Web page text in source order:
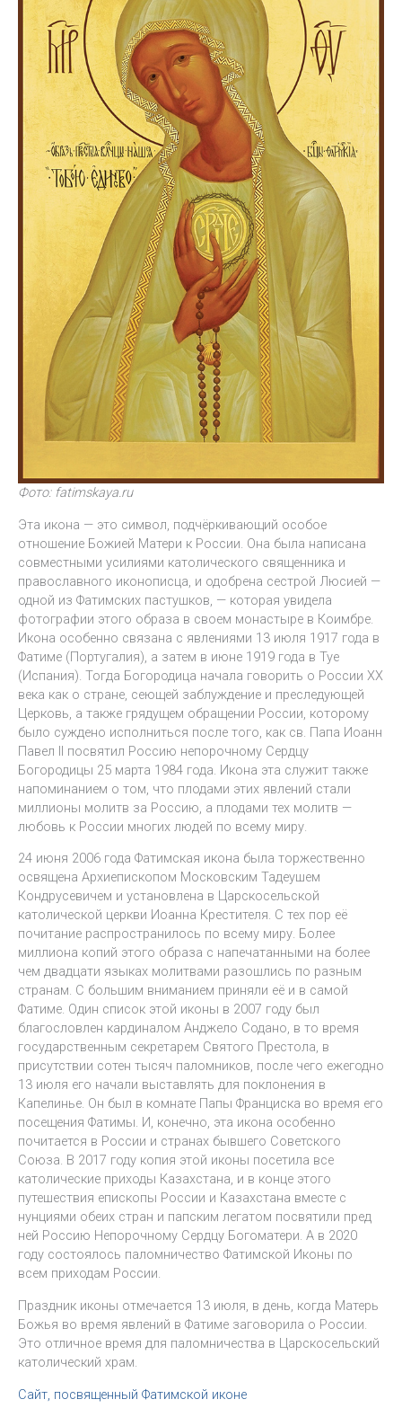
Фото: fatimskaya.ru
Эта икона — это символ, подчёркивающий особое
отношение Божией Матери к России. Она была написана
совместными усилиями католического священника и
православного иконописца, и одобрена сестрой Люсией —
одной из Фатимских пастушков, — которая увидела
фотографии этого образа в своем монастыре в Коимбре.
Икона особенно связана с явлениями 13 июля 1917 года в
Фатиме (Португалия), а затем в июне 1919 года в Туе
(Испания). Тогда Богородица начала говорить о России XX
века как о стране, сеющей заблуждение и преследующей
Церковь, а также грядущем обращении России, которому
было суждено исполниться после того, как св. Папа Иоанн
Павел II посвятил Россию непорочному Сердцу
Богородицы 25 марта 1984 года. Икона эта служит также
напоминанием о том, что плодами этих явлений стали
миллионы молитв за Россию, а плодами тех молитв —
любовь к России многих людей по всему миру.
24 июня 2006 года Фатимская икона была торжественно
освящена Архиепископом Московским Тадеушем
Кондрусевичем и установлена в Царскосельской
католической церкви Иоанна Крестителя. С тех пор её
почитание распространилось по всему миру. Более
миллиона копий этого образа с напечатанными на более
чем двадцати языках молитвами разошлись по разным
странам. С большим вниманием приняли её и в самой
Фатиме. Один список этой иконы в 2007 году был
благословлен кардиналом Анджело Содано, в то время
государственным секретарем Святого Престола, в
присутствии сотен тысяч паломников, после чего ежегодно
13 июля его начали выставлять для поклонения в
Капелинье. Он был в комнате Папы Франциска во время его
посещения Фатимы. И, конечно, эта икона особенно
почитается в России и странах бывшего Советского
Союза. В 2017 году копия этой иконы посетила все
католические приходы Казахстана, и в конце этого
путешествия епископы России и Казахстана вместе с
нунциями обеих стран и папским легатом посвятили пред
ней Россию Непорочному Сердцу Богоматери. А в 2020
году состоялось паломничество Фатимской Иконы по
всем приходам России.
Праздник иконы отмечается 13 июля, в день, когда Матерь
Божья во время явлений в Фатиме заговорила о России.
Это отличное время для паломничества в Царскосельский
католический храм.
Сайт, посвященный Фатимской иконе